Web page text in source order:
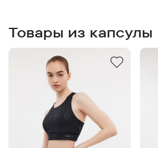
Товары из капсулы